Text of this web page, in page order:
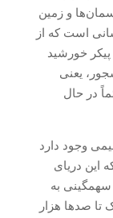
و زمین
است که از
خورشید
یعنی
در حال
وجود دارد
دریای
به
تا صدها هزار